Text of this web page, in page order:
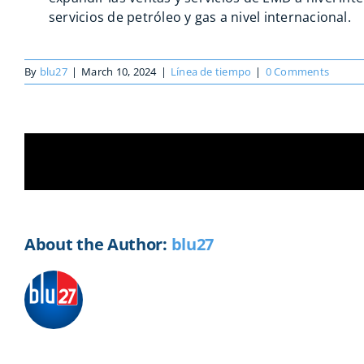
servicios de petróleo y gas a nivel internacional.
By blu27 | March 10, 2024 | Línea de tiempo | 0 Comments
About the Author: blu27